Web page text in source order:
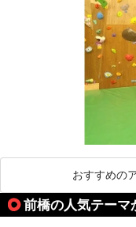
おすすめの
前橋の人気テーマ